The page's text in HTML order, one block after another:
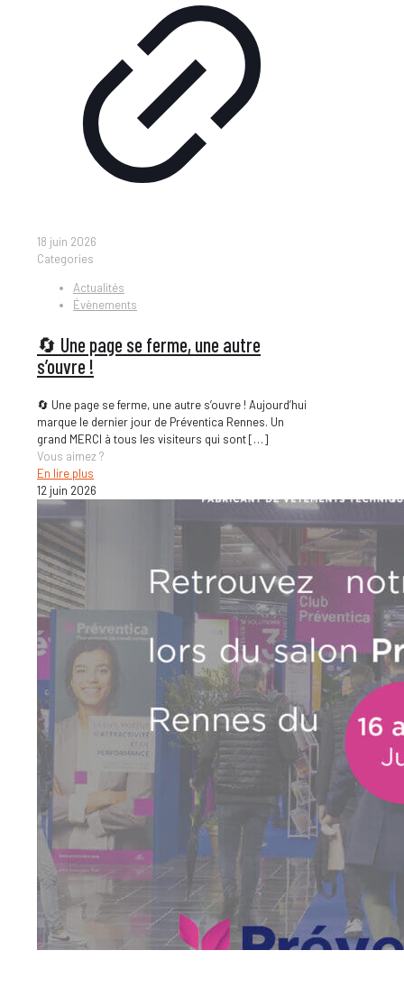
18 juin 2026
Categories
Actualités
Évènements
🔄 Une page se ferme, une autre
s’ouvre !
🔄 Une page se ferme, une autre s’ouvre ! Aujourd’hui
marque le dernier jour de Préventica Rennes. Un
grand MERCI à tous les visiteurs qui sont[…]
Vous aimez ?
En lire plus
12 juin 2026